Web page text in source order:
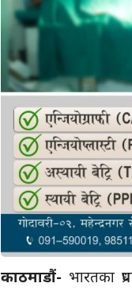
काठमाडौं- भारतका